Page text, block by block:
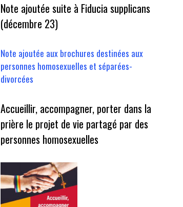
Note ajoutée suite à Fiducia supplicans
(décembre 23)
Note ajoutée aux brochures destinées aux
personnes homosexuelles et séparées-
divorcées
Accueillir, accompagner, porter dans la
prière le projet de vie partagé par des
personnes homosexuelles